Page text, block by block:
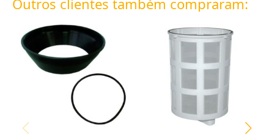
Outros clientes também compraram: